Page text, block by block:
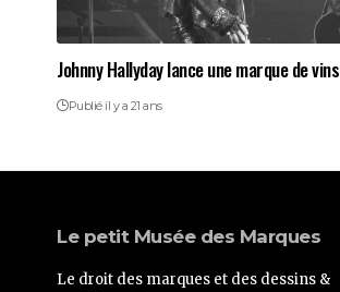
Johnny Hallyday lance une marque de vins
Publié il y a 21 ans
Le petit Musée des Marques
Le droit des marques et des dessins &